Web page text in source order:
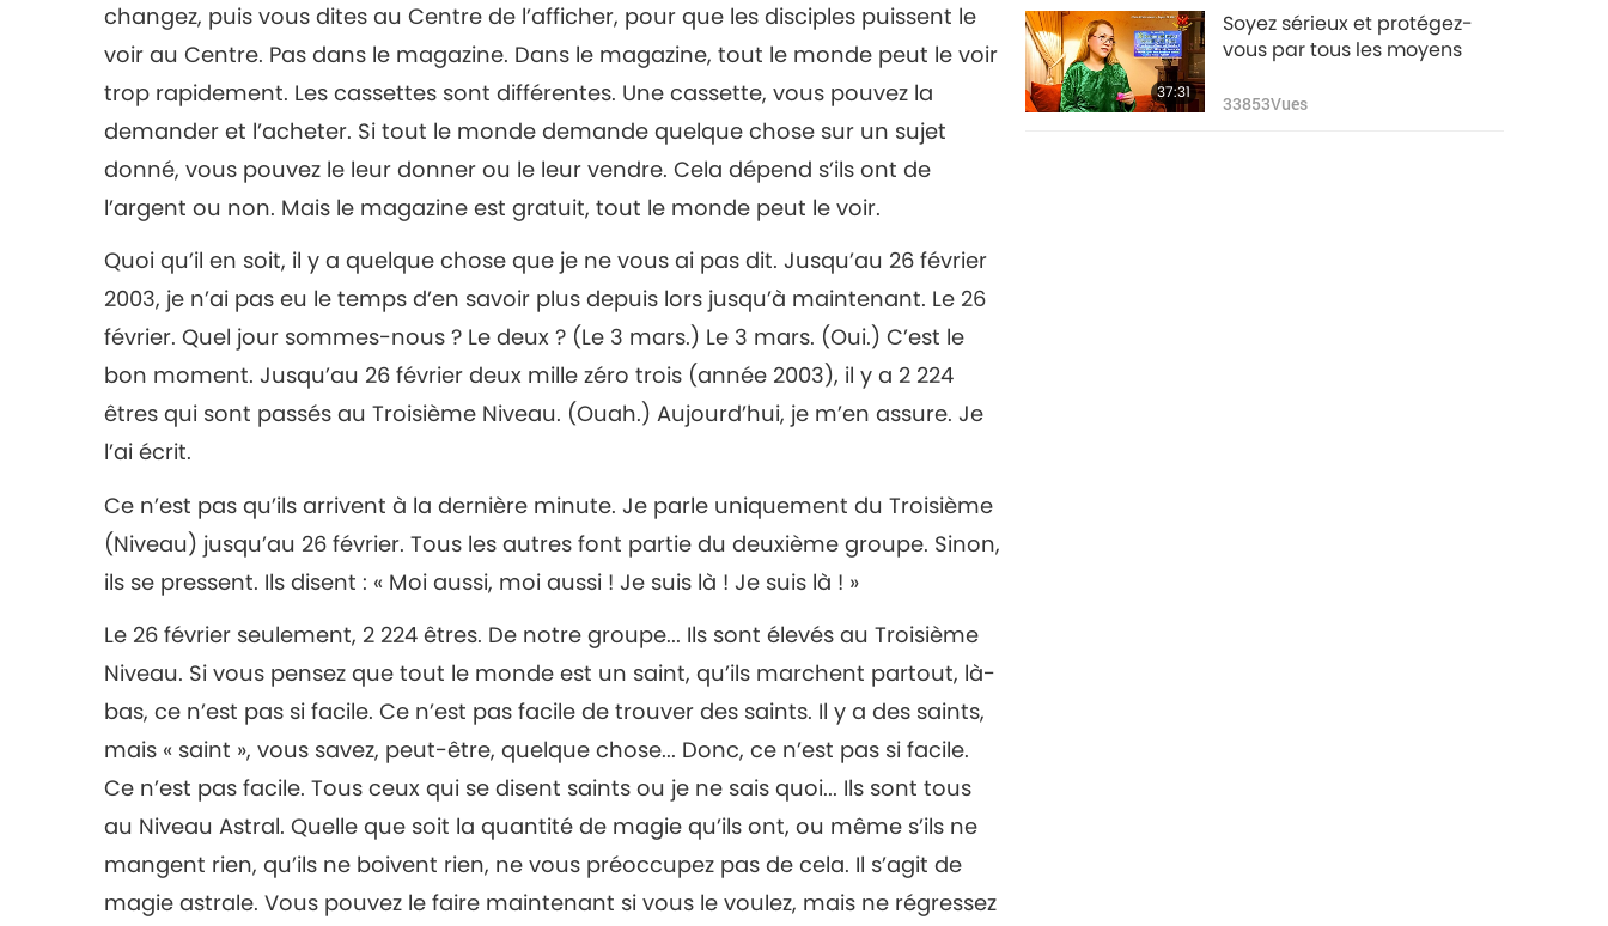
changez, puis vous dites au Centre de l’afficher, pour que les disciples puissent le
voir au Centre. Pas dans le magazine. Dans le magazine, tout le monde peut le voir
trop rapidement. Les cassettes sont différentes. Une cassette, vous pouvez la
demander et l’acheter. Si tout le monde demande quelque chose sur un sujet
donné, vous pouvez le leur donner ou le leur vendre. Cela dépend s’ils ont de
l’argent ou non. Mais le magazine est gratuit, tout le monde peut le voir.
Quoi qu’il en soit, il y a quelque chose que je ne vous ai pas dit. Jusqu’au 26 février
2003, je n’ai pas eu le temps d’en savoir plus depuis lors jusqu’à maintenant. Le 26
février. Quel jour sommes-nous ? Le deux ? (Le 3 mars.) Le 3 mars. (Oui.) C’est le
bon moment. Jusqu’au 26 février deux mille zéro trois (année 2003), il y a 2 224
êtres qui sont passés au Troisième Niveau. (Ouah.) Aujourd’hui, je m’en assure. Je
l’ai écrit.
Ce n’est pas qu’ils arrivent à la dernière minute. Je parle uniquement du Troisième
(Niveau) jusqu’au 26 février. Tous les autres font partie du deuxième groupe. Sinon,
ils se pressent. Ils disent : « Moi aussi, moi aussi ! Je suis là ! Je suis là ! »
Le 26 février seulement, 2 224 êtres. De notre groupe... Ils sont élevés au Troisième
Niveau. Si vous pensez que tout le monde est un saint, qu’ils marchent partout, là-
bas, ce n’est pas si facile. Ce n’est pas facile de trouver des saints. Il y a des saints,
mais « saint », vous savez, peut-être, quelque chose... Donc, ce n’est pas si facile.
Ce n’est pas facile. Tous ceux qui se disent saints ou je ne sais quoi... Ils sont tous
au Niveau Astral. Quelle que soit la quantité de magie qu’ils ont, ou même s’ils ne
mangent rien, qu’ils ne boivent rien, ne vous préoccupez pas de cela. Il s’agit de
magie astrale. Vous pouvez le faire maintenant si vous le voulez, mais ne régressez
37:31
Soyez sérieux et protégez-
vous par tous les moyens
33853Vues